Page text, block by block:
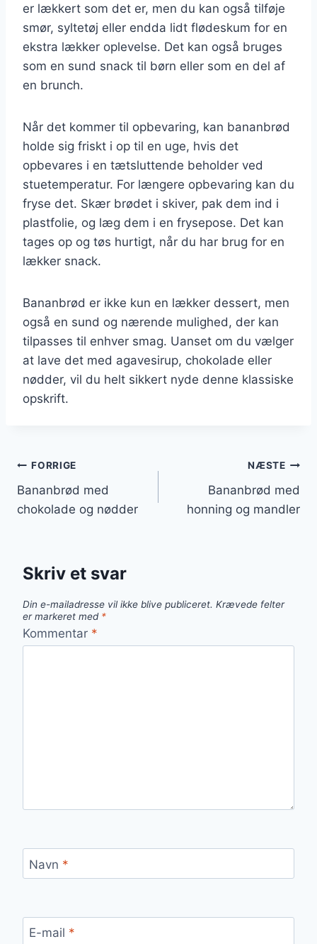
er lækkert som det er, men du kan også tilføje
smør, syltetøj eller endda lidt flødeskum for en
ekstra lækker oplevelse. Det kan også bruges
som en sund snack til børn eller som en del af
en brunch.
Når det kommer til opbevaring, kan bananbrød
holde sig friskt i op til en uge, hvis det
opbevares i en tætsluttende beholder ved
stuetemperatur. For længere opbevaring kan du
fryse det. Skær brødet i skiver, pak dem ind i
plastfolie, og læg dem i en frysepose. Det kan
tages op og tøs hurtigt, når du har brug for en
lækker snack.
Bananbrød er ikke kun en lækker dessert, men
også en sund og nærende mulighed, der kan
tilpasses til enhver smag. Uanset om du vælger
at lave det med agavesirup, chokolade eller
nødder, vil du helt sikkert nyde denne klassiske
opskrift.
Indlægsnavigation
FORRIGE
Bananbrød med
chokolade og nødder
NÆSTE
Bananbrød med
honning og mandler
Skriv et svar
Din e-mailadresse vil ikke blive publiceret. Krævede felter
er markeret med *
Kommentar *
Navn *
E-mail *